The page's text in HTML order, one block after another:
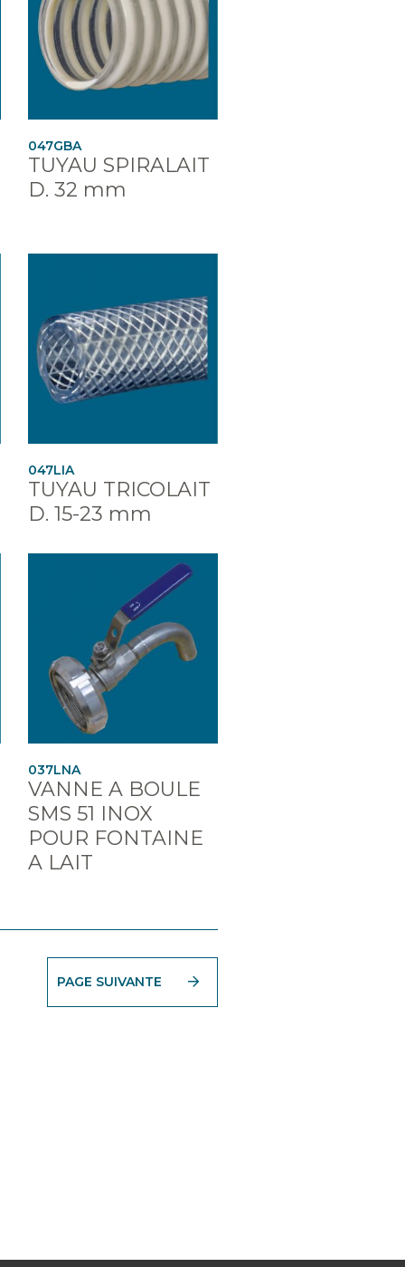
047GBA
TUYAU SPIRALAIT
D. 32 mm
047LIA
TUYAU TRICOLAIT
D. 15-23 mm
037LNA
VANNE A BOULE
SMS 51 INOX
POUR FONTAINE
A LAIT
PAGE SUIVANTE